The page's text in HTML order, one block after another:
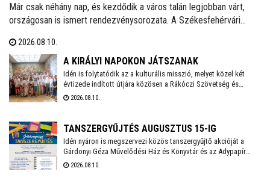
Már csak néhány nap, és kezdődik a város talán legjobban várt,
országosan is ismert rendezvénysorozata. A Székesfehérvári
augusztus 14–23. között: nemzetközi néptáncfesztivál, a világhírű
Janoska Ensemble, a TNT és a Grund – vígszínházi fiúzenekar
koncertje, a Háry János daljáték koncertváltozata, összművészeti
zárógála, fúvós- és katonazenekari fesztivál és Mézünnep is lesz.
2026.08.10.
A KIRÁLYI NAPOKON JÁTSZANAK
Idén is folytatódik az a kulturális misszió, melyet közel két
évtizede indított útjára közösen a Rákóczi Szövetség és
Székesfehérvár Önkormányzata. Az együttműködésnek
Erdélyből és Felvidéktől érkezett fiatalokat a Városházán
köszöntötték hétfőn délelőtt.
2026.08.10.
TANSZERGYŰJTÉS AUGUSZTUS 15-IG
Idén nyáron is megszervezi közös tanszergyűjtő akcióját a
Gárdonyi Géza Művelődési Ház és Könyvtár és az Adypapír
írószerbolt. Az akció augusztus 15-ig tart, mindkét helyszínen
2026.08.10.